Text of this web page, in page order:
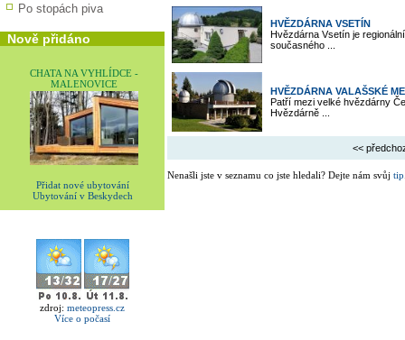
Po stopách piva
Nově přidáno
CHATA NA VYHLÍDCE -
MALENOVICE
Přidat nové ubytování
Ubytování v Beskydech
zdroj: meteopress.cz
Více o počasí
HVĚZDÁRNA VSETÍN
Hvězdárna Vsetín je
současného ...
HVĚZDÁRNA VALAŠSKÉ
Patří mezi velké hvězdárny
Hvězdárně ...
<<
Nenašli jste v seznamu co jste hledali? Dejte nám svůj tip